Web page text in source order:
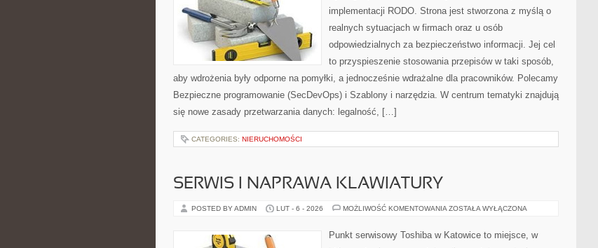
implementacji RODO. Strona jest stworzona z myślą o
realnych sytuacjach w firmach oraz u osób
odpowiedzialnych za bezpieczeństwo informacji. Jej cel
to przyspieszenie stosowania przepisów w taki sposób,
aby wdrożenia były odporne na pomyłki, a jednocześnie wdrażalne dla pracowników. Polecamy
Bezpieczne programowanie (SecDevOps) i Szablony i narzędzia. W centrum tematyki znajdują
się nowe zasady przetwarzania danych: legalność, […]
CATEGORIES: NIERUCHOMOŚCI
SERWIS I NAPRAWA KLAWIATURY
POSTED BY ADMIN LUT - 6 - 2026 MOŻLIWOŚĆ KOMENTOWANIA SERWIS
KLAWIATURY
ZOSTAŁA WYŁĄCZONA
Punkt serwisowy Toshiba w Katowice to miejsce, w